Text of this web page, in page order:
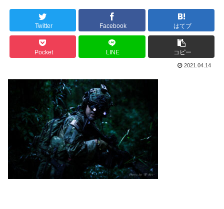
Twitter Facebook はてブ
Pocket LINE コピー
2021.04.14